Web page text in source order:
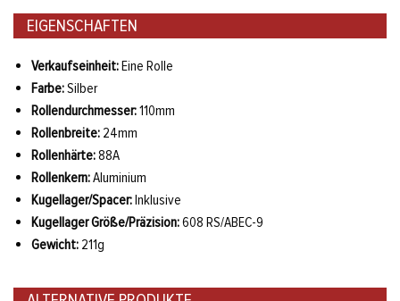
EIGENSCHAFTEN
Verkaufseinheit:Eine Rolle
Farbe:Silber
Rollendurchmesser:110mm
Rollenbreite: 24mm
Rollenhärte:88A
Rollenkern:Aluminium
Kugellager/Spacer:Inklusive
Kugellager Größe/Präzision:608 RS/ABEC-9
Gewicht: 211g